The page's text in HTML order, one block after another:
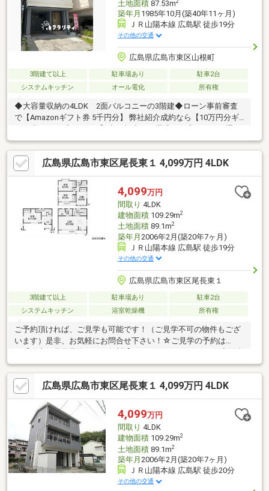
土地面積87.53m
築年月 1985年10月(築40年11ヶ月)
ＪＲ山陽本線 広島駅 徒歩19分
その他の交通
広島県広島市東区山根町
3階建て以上 駐車場あり
駐車2台
システムキッチン
オール電化 所有権
◆大容量収納の4LDK 2面バルコニーの3階建◆ローン事前審査
で【Amazonギフト券 5千円分】 弊社紹介成約なら【10万円分ギ
び、補助金申請や事務手続きもマンツーマンでのサポートします
【住宅ローンのご相談に自信あり】条件さえクリアで、クレジッ
ト借入やマイカーローンを低金利住宅ローンに一本化！住まい＆
車『おまとめローン』で支払額を抑えます◇広島バス27号（中山
線）中山・戸坂東浄方面 バス利用で便利【資料請求だけでも
OK】広告未掲載の物件も多数ご紹介可能 地元密着だからエリア
新着情報に強いです
広島県広島市東区尾長東１ 4,099万円 4LDK
4,099万円
間取り 4LDK
建物面積109.29m2
土地面積89.1m2
築年月 2006年2月(築20年7ヶ月)
ＪＲ山陽本線 広島駅 徒歩19分
その他の交通
広島県広島市東区尾長東１
3階建て以上 駐車場あり
駐車2台
システムキッチン
浴室乾燥機 所有権
ご予約頂ければ、ご見学も可能です！（ご見学不可の物件もござ
います）是非、お気軽にお問合せ下さい！☆ご見学の予約は
→【右上の見学予約する（無料)】をクリック！トータテ住宅販売
（株）東営業所まで！！0120-412-730広島県内に５店舗！地域密
着型のトータテ！【取扱物件７０８７件 その内未公開物件３０
９４件ご用意しています】トータテのホームページもぜひご覧く
ださい！!https://jyuhan.totate.co.jp/
広島県広島市東区尾長東１ 4,099万円 4LDK
4,099万円
間取り 4LDK
建物面積109.29m2
土地面積89.1m2
築年月 2006年2月(築20年7ヶ月)
ＪＲ山陽本線 広島駅 徒歩20分
その他の交通